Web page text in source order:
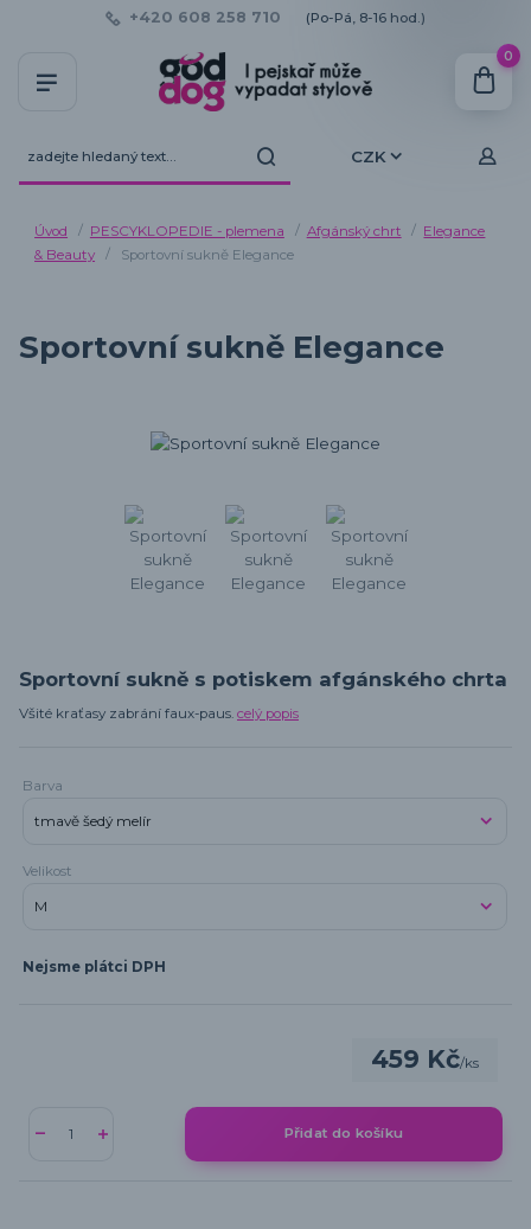
CZK
+420 608 258 710 (Po-Pá, 8-16 hod.)
0
Úvod PESCYKLOPEDIE - plemena Afgánský chrt
Elegance
& Beauty
Sportovní sukně Elegance
Sportovní sukně Elegance
Sportovní sukně s potiskem afgánského chrta
Všité kraťasy zabrání faux-paus. celý popis
Barva
Velikost
Nejsme plátci DPH
459 Kč/ks
Přidat do košíku